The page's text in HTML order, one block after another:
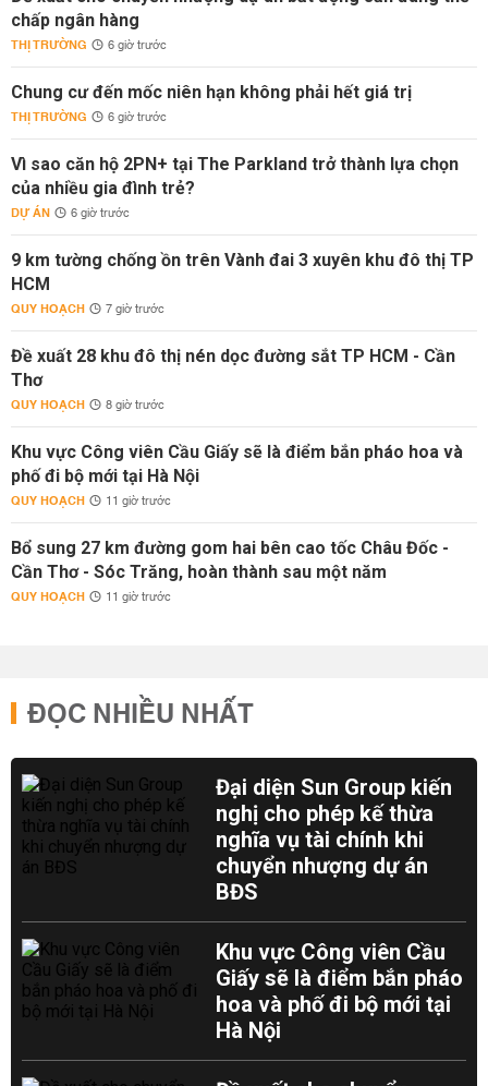
chấp ngân hàng
THỊ TRƯỜNG 6 giờ trước
Chung cư đến mốc niên hạn không phải hết giá trị
THỊ TRƯỜNG 6 giờ trước
Vì sao căn hộ 2PN+ tại The Parkland trở thành lựa chọn
của nhiều gia đình trẻ?
DỰ ÁN 6 giờ trước
9 km tường chống ồn trên Vành đai 3 xuyên khu đô thị TP
HCM
QUY HOẠCH 7 giờ trước
Đề xuất 28 khu đô thị nén dọc đường sắt TP HCM - Cần
Thơ
QUY HOẠCH 8 giờ trước
Khu vực Công viên Cầu Giấy sẽ là điểm bắn pháo hoa và
phố đi bộ mới tại Hà Nội
QUY HOẠCH 11 giờ trước
Bổ sung 27 km đường gom hai bên cao tốc Châu Đốc -
Cần Thơ - Sóc Trăng, hoàn thành sau một năm
QUY HOẠCH 11 giờ trước
ĐỌC NHIỀU NHẤT
Đại diện Sun Group kiến
nghị cho phép kế thừa
nghĩa vụ tài chính khi
chuyển nhượng dự án
BĐS
Khu vực Công viên Cầu
Giấy sẽ là điểm bắn pháo
hoa và phố đi bộ mới tại
Hà Nội